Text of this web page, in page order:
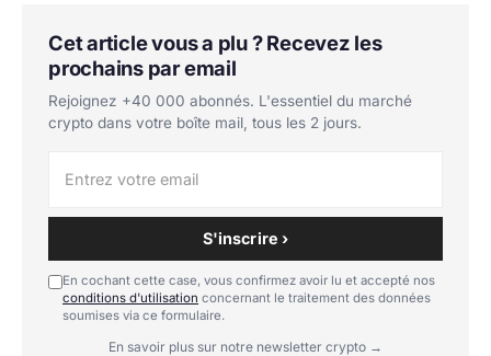
Cet article vous a plu ? Recevez les
prochains par email
Rejoignez +40 000 abonnés. L'essentiel du marché
crypto dans votre boîte mail, tous les 2 jours.
S'inscrire ›
En cochant cette case, vous confirmez avoir lu et accepté nos
conditions d'utilisation concernant le traitement des données
soumises via ce formulaire.
En savoir plus sur notre newsletter crypto →